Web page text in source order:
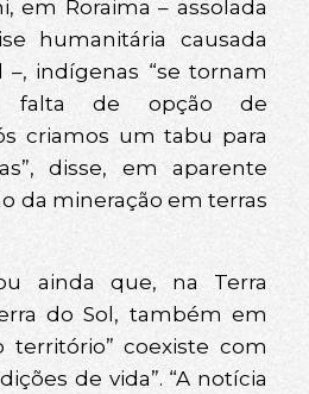
em Roraima – assolada
humanitária causada
indígenas “se tornam
falta de opção de
criamos um tabu para
disse, em aparente
da mineração em terras
ainda que, na Terra
do Sol, também em
território” coexiste com
de vida”. “A notícia